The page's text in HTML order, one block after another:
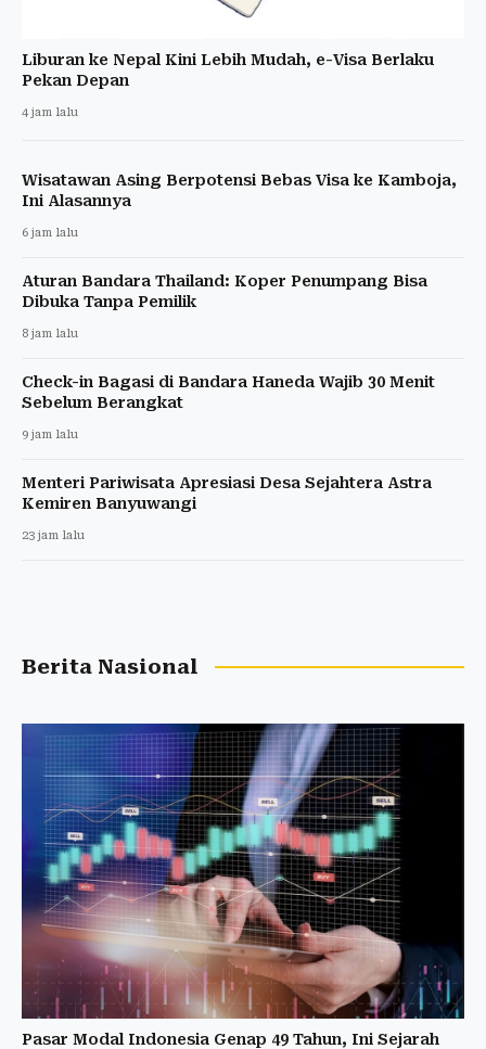
Liburan ke Nepal Kini Lebih Mudah, e-Visa Berlaku
Pekan Depan
4 jam lalu
Wisatawan Asing Berpotensi Bebas Visa ke Kamboja,
Ini Alasannya
6 jam lalu
Aturan Bandara Thailand: Koper Penumpang Bisa
Dibuka Tanpa Pemilik
8 jam lalu
Check-in Bagasi di Bandara Haneda Wajib 30 Menit
Sebelum Berangkat
9 jam lalu
Menteri Pariwisata Apresiasi Desa Sejahtera Astra
Kemiren Banyuwangi
23 jam lalu
Berita Nasional
Pasar Modal Indonesia Genap 49 Tahun, Ini Sejarah